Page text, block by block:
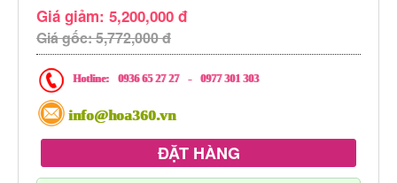
Giá giảm: 5,200,000 đ
Giá gốc: 5,772,000 đ
Hotline: 0936 65 27 27 - 0977 301 303
info@hoa360.vn
ĐẶT HÀNG